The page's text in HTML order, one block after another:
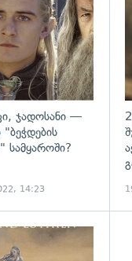
ჯადოსანი —
"ბეჭდების
სამყაროში?
14:23